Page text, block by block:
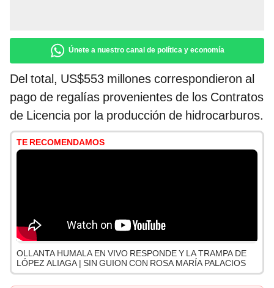
Únete a nuestro canal de política y economía
Del total, US$553 millones correspondieron al
pago de regalías provenientes de los Contratos
de Licencia por la producción de hidrocarburos.
TE RECOMENDAMOS
OLLANTA HUMALA EN VIVO RESPONDE Y LA TRAMPA DE
LÓPEZ ALIAGA | SIN GUION CON ROSA MARÍA PALACIOS